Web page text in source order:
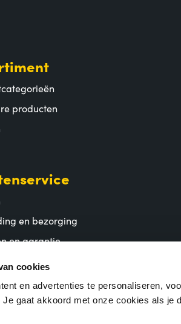
cookies
en advertenties te personaliseren,
gaat akkoord met onze cookies als je
producten
en bezorging
en garantie
vragen